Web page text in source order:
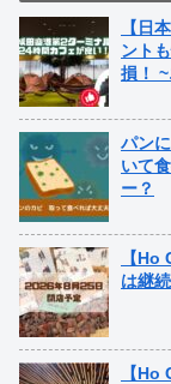
【日
ント
損！
パン
いて
ー？
【
は継
【